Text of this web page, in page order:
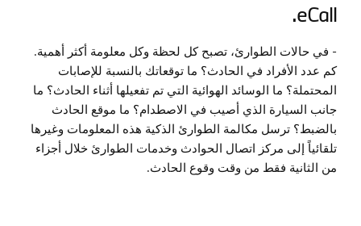
eCall
.
- في حالات الطوارئ، تصبح كل لحظة وكل معلومة أكثر أهمية.
كم عدد الأفراد في الحادث؟ ما توقعاتك بالنسبة للإصابات
المحتملة؟ ما الوسائد الهوائية التي تم تفعيلها أثناء الحادث؟ ما
جانب السيارة الذي أصيب في الاصطدام؟ ما موقع الحادث
بالضبط؟ ترسل مكالمة الطوارئ الذكية هذه المعلومات وغيرها
تلقائياً إلى مركز اتصال الحوادث وخدمات الطوارئ خلال أجزاء
من الثانية فقط من وقت وقوع الحادث.